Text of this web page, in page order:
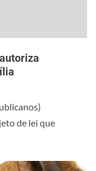
de lei que